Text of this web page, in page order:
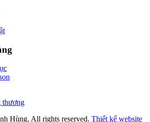
Hùng. All rights reserved. Thiết kế website